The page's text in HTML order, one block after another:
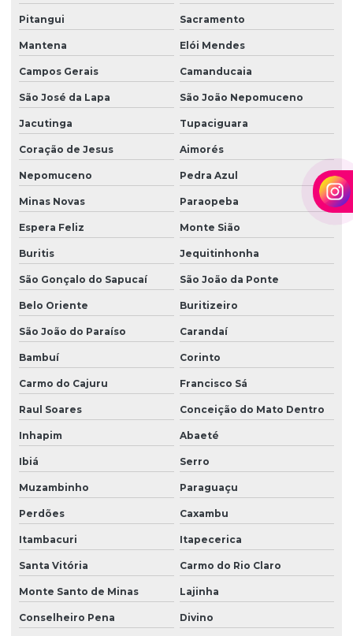
Pitangui Sacramento
Mantena Elói Mendes
Campos Gerais Camanducaia
São José da Lapa São João Nepomuceno
Jacutinga Tupaciguara
Coração de Jesus Aimorés
Nepomuceno Pedra Azul
Minas Novas Paraopeba
Espera Feliz Monte Sião
Buritis Jequitinhonha
São Gonçalo do Sapucaí São João da Ponte
Belo Oriente Buritizeiro
São João do Paraíso Carandaí
Bambuí Corinto
Carmo do Cajuru Francisco Sá
Raul Soares Conceição do Mato Dentro
Inhapim Abaeté
Ibiá Serro
Muzambinho Paraguaçu
Perdões Caxambu
Itambacuri Itapecerica
Santa Vitória Carmo do Rio Claro
Monte Santo de Minas Lajinha
Conselheiro Pena Divino